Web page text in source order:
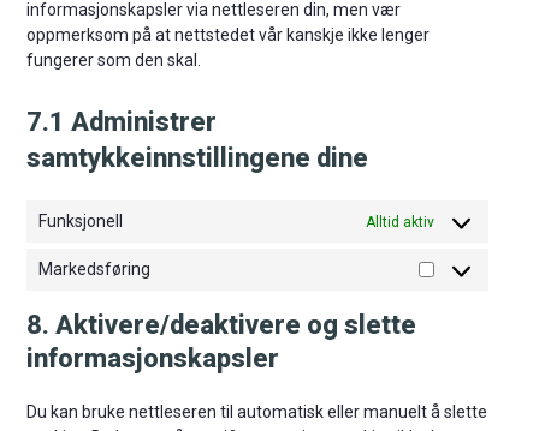
informasjonskapsler via nettleseren din, men vær
oppmerksom på at nettstedet vår kanskje ikke lenger
fungerer som den skal.
7.1 Administrer
samtykkeinnstillingene dine
Funksjonell Alltid aktiv
Markedsføring
8. Aktivere/deaktivere og slette
informasjonskapsler
Du kan bruke nettleseren til automatisk eller manuelt å slette